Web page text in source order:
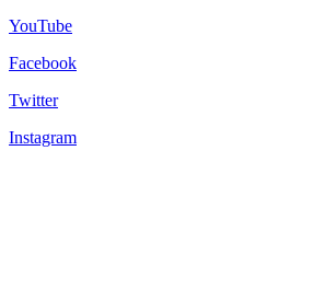
YouTube
Facebook
Twitter
Instagram